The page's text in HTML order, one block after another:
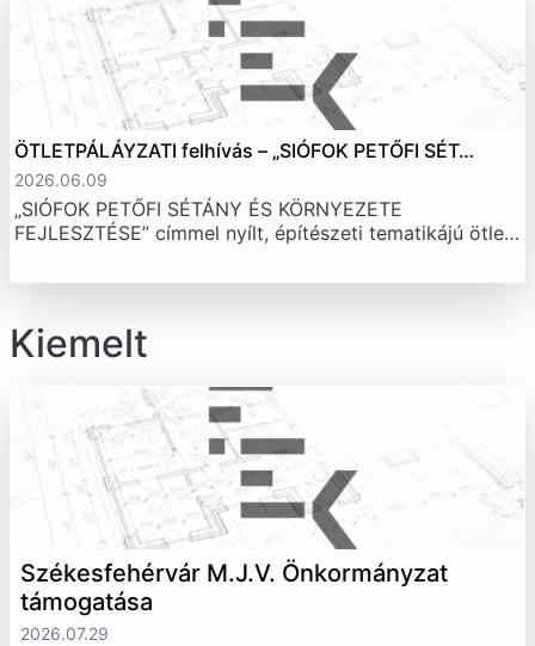
ÖTLETPÁLÁYZATI felhívás – „SIÓFOK PETŐFI SÉT…
2026.06.09
„SIÓFOK PETŐFI SÉTÁNY ÉS KÖRNYEZETE
FEJLESZTÉSE” címmel nyílt, építészeti tematikájú ötle…
Kiemelt
Székesfehérvár M.J.V. Önkormányzat
támogatása
2026.07.29